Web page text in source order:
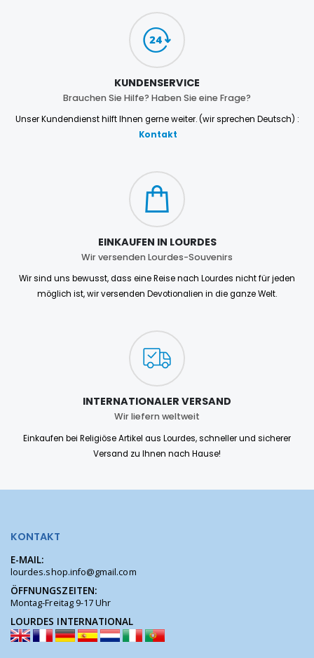
KUNDENSERVICE
Brauchen Sie Hilfe? Haben Sie eine Frage?
Unser Kundendienst hilft Ihnen gerne weiter. (wir sprechen Deutsch) :
Kontakt
EINKAUFEN IN LOURDES
Wir versenden Lourdes-Souvenirs
Wir sind uns bewusst, dass eine Reise nach Lourdes nicht für jeden
möglich ist, wir versenden Devotionalien in die ganze Welt.
INTERNATIONALER VERSAND
Wir liefern weltweit
Einkaufen bei Religiöse Artikel aus Lourdes, schneller und sicherer
Versand zu Ihnen nach Hause!
KONTAKT
E-MAIL:
lourdes.shop.info@gmail.com
ÖFFNUNGSZEITEN:
Montag-Freitag 9-17 Uhr
LOURDES INTERNATIONAL